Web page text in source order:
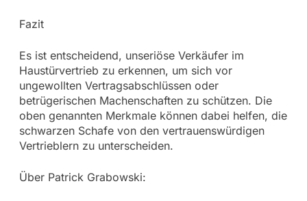
Fazit
Es ist entscheidend, unseriöse Verkäufer im
Haustürvertrieb zu erkennen, um sich vor
ungewollten Vertragsabschlüssen oder
betrügerischen Machenschaften zu schützen. Die
oben genannten Merkmale können dabei helfen, die
schwarzen Schafe von den vertrauenswürdigen
Vertrieblern zu unterscheiden.
Über Patrick Grabowski: